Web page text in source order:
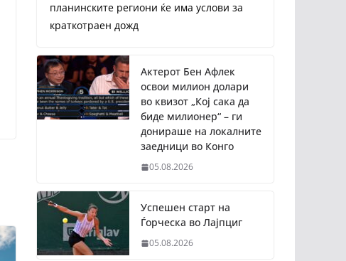
планинските региони ќе има услови за
краткотраен дожд
Актерот Бен Афлек
освои милион долари
во квизот „Кој сака да
биде милионер“ – ги
донираше на локалните
заедници во Конго
05.08.2026
Успешен старт на
Ѓорческа во Лајпциг
05.08.2026